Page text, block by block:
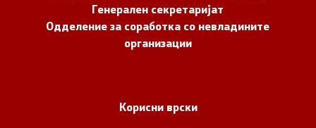
Генерален секретаријат
Одделение за соработка со невладините
организации
Корисни врски